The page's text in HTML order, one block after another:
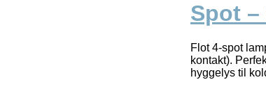
Spot –
Flot 4-spot
kontakt).
hyggelys til